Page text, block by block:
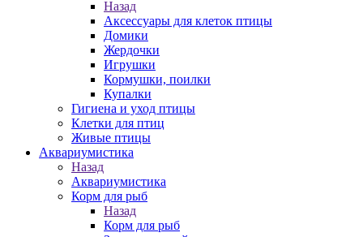
Назад
Аксессуары для клеток птицы
Домики
Жердочки
Игрушки
Кормушки, поилки
Купалки
Гигиена и уход птицы
Клетки для птиц
Живые птицы
Аквариумистика
Назад
Аквариумистика
Корм для рыб
Назад
Корм для рыб